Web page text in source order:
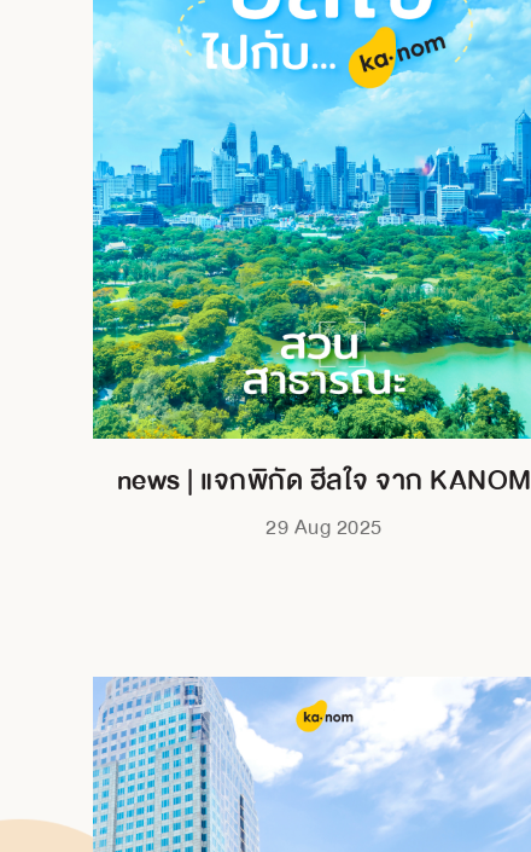
news | แจกพิกัด ฮีลใจ จาก KANOM
29 Aug 2025